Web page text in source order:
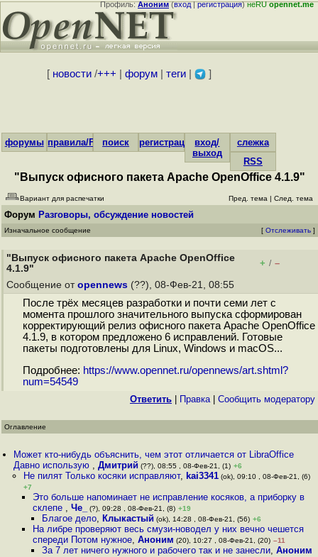
Профиль:Аноним(вход|регистрация)неRUopennet.me
[ новости/+++ форум| теги| ]
форумы правила/FAQпоиск регистрациявход/
выход
слежка
RSS
"Выпуск офисного пакета Apache OpenOffice 4.1.9"
Вариант для распечатки Пред. тема | След. тема
Форум Разговоры, обсуждение новостей
Изначальное сообщение [ Отслеживать ]
"Выпуск офисного пакета Apache OpenOffice
4.1.9"
+ / –
Сообщение от opennews (??), 08-Фев-21, 08:55
После трёх месяцев разработки и почти семи лет с
момента прошлого значительного выпуска сформирован
корректирующий релиз офисного пакета Apache OpenOffice
4.1.9, в котором предложено 6 исправлений. Готовые
пакеты подготовлены для Linux, Windows и macOS...
Подробнее: https://www.opennet.ru/opennews/art.shtml?
num=54549
Ответить Правка| Cообщить модератору
Оглавление
Может кто-нибудь объяснить, чем этот отличается от LibraOffice
Давно использую ,Дмитрий (??), 08:55 , 08-Фев-21, (1) +6
Не пилят Только косяки исправляют, kai3341(ok), 09:10 , 08-Фев-21, (6)
+7
Это больше напоминает не исправление косяков, а приборку в
склепе , Че_ (?), 09:28 , 08-Фев-21, (8) +19
Благое дело, Клыкастый (ok), 14:28 , 08-Фев-21, (56) +6
На либре проверяют весь смузи-новодел у них вечно чешется
спереди Потом нужное, Аноним (20), 10:27 , 08-Фев-21, (20) –11
За 7 лет ничего нужного и рабочего так и не занесли,Аноним